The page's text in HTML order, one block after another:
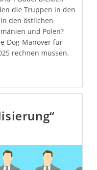
die Truppen in den
den östlichen
und Polen?
Dog-Manöver für
rechnen müssen.